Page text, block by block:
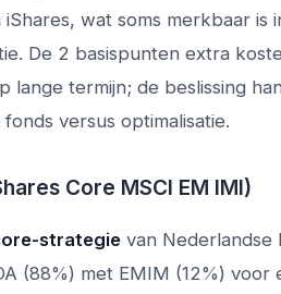
wat soms merkbaar is
De 2 basispunten extra
lange termijn; de beslissing
versus optimalisatie.
Core MSCI EM IMI)
strategie van Nederlandse
(88%) met EMIM (12%) voor